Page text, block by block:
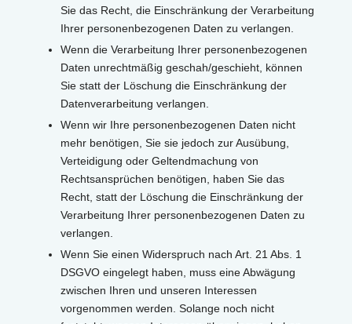
Sie das Recht, die Einschränkung der Verarbeitung
Ihrer personenbezogenen Daten zu verlangen.
Wenn die Verarbeitung Ihrer personenbezogenen
Daten unrechtmäßig geschah/geschieht, können
Sie statt der Löschung die Einschränkung der
Datenverarbeitung verlangen.
Wenn wir Ihre personenbezogenen Daten nicht
mehr benötigen, Sie sie jedoch zur Ausübung,
Verteidigung oder Geltendmachung von
Rechtsansprüchen benötigen, haben Sie das
Recht, statt der Löschung die Einschränkung der
Verarbeitung Ihrer personenbezogenen Daten zu
verlangen.
Wenn Sie einen Widerspruch nach Art. 21 Abs. 1
DSGVO eingelegt haben, muss eine Abwägung
zwischen Ihren und unseren Interessen
vorgenommen werden. Solange noch nicht